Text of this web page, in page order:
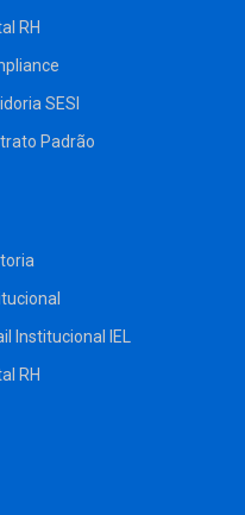
RH
SESI
Padrão
Institucional IEL
RH